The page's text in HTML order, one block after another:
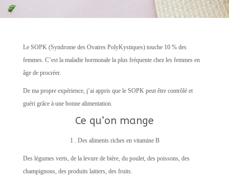
Le SOPK (Syndrome des Ovaires PolyKystiques) touche 10 % des
femmes. C’est la maladie hormonale la plus fréquente chez les femmes en
âge de procréer.
De ma propre expérience, j’ai appris que le SOPK peut être contrôlé et
guéri grâce à une bonne alimentation.
Ce qu’on mange
1 . Des aliments riches en vitamine B
Des légumes verts, de la levure de bière, du poulet, des poissons, des
champignons, des produits laitiers, des fruits.